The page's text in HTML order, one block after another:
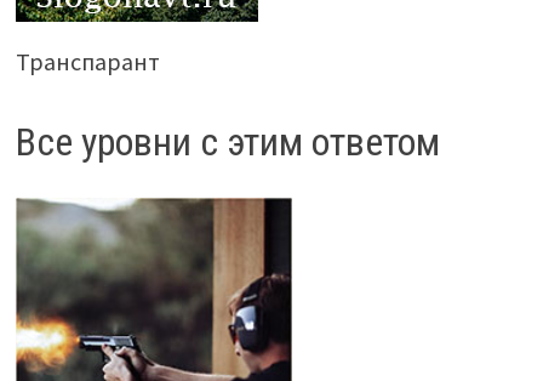
Транспарант
Все уровни с этим ответом